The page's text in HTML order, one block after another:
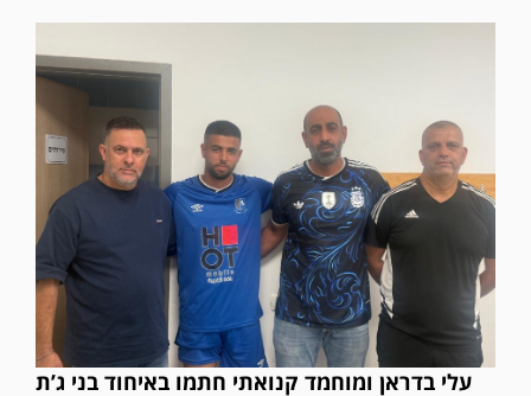
עלי בדראן ומוחמד קנואתי חתמו באיחוד בני ג’ת